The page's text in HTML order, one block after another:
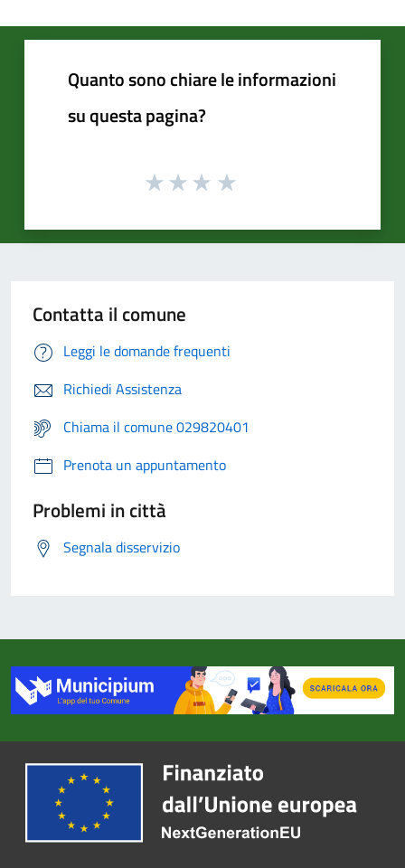
Quanto sono chiare le informazioni
su questa pagina?
Contatta il comune
Leggi le domande frequenti
Richiedi Assistenza
Chiama il comune 029820401
Prenota un appuntamento
Problemi in città
Segnala disservizio